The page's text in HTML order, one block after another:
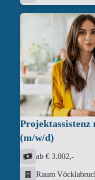
(m/w/d)
ab € 3.002,-
Raum